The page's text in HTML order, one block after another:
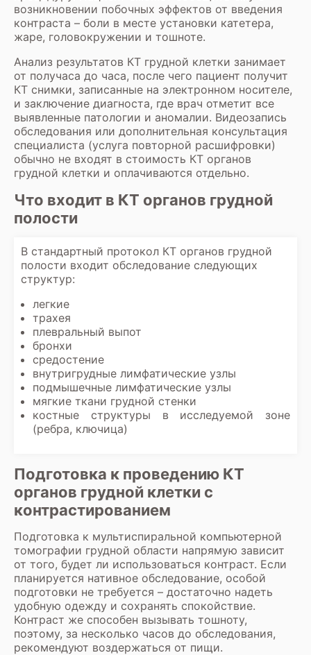
возникновении побочных эффектов от введения
контраста – боли в месте установки катетера,
жаре, головокружении и тошноте.
Анализ результатов КТ грудной клетки занимает
от получаса до часа, после чего пациент получит
КТ снимки, записанные на электронном носителе,
и заключение диагноста, где врач отметит все
выявленные патологии и аномалии. Видеозапись
обследования или дополнительная консультация
специалиста (услуга повторной расшифровки)
обычно не входят в стоимость КТ органов
грудной клетки и оплачиваются отдельно.
Что входит в КТ органов грудной
полости
В стандартный протокол КТ органов грудной
полости входит обследование следующих
структур:
легкие
трахея
плевральный выпот
бронхи
средостение
внутригрудные лимфатические узлы
подмышечные лимфатические узлы
мягкие ткани грудной стенки
костные структуры в исследуемой зоне
(ребра, ключица)
Подготовка к проведению КТ
органов грудной клетки с
контрастированием
Подготовка к мультиспиральной компьютерной
томографии грудной области напрямую зависит
от того, будет ли использоваться контраст. Если
планируется нативное обследование, особой
подготовки не требуется – достаточно надеть
удобную одежду и сохранять спокойствие.
Контраст же способен вызывать тошноту,
поэтому, за несколько часов до обследования,
рекомендуют воздержаться от пищи.